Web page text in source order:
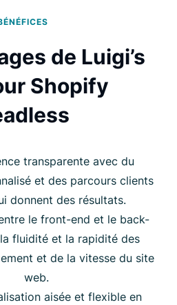
de Luigi’s
Shopify
transparente avec du
et des parcours clients
donnent des résultats.
le front-end et le back-
fluidité et la rapidité des
et de la vitesse du site
web.
aisée et flexible en